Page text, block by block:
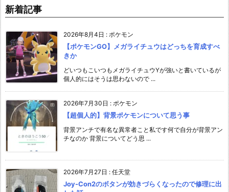
新着記事
2026年8月4日 : ポケモン
【ポケモンGO】メガライチュウはどっちを育成すべ
きか
どいつもこいつもメガライチュウYが強いと書いているが
個人的にはそうは思わないので ...
2026年7月30日 : ポケモン
【超個人的】背景ポケモンについて思う事
背景アンチで有名な異常者こと私です何で自分が背景アン
チなのか 背景についてどう思 ...
2026年7月27日 : 任天堂
Joy-Con2のボタンが効きづらくなったので修理に出